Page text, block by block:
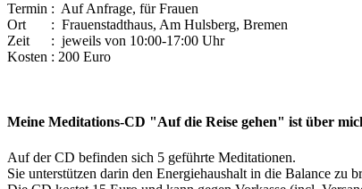
Termin : Auf Anfrage, für Frauen
Ort : Frauenstadthaus, Am Hulsberg, Bremen
Zeit : jeweils von 10:00-17:00 Uhr
Kosten : 200 Euro
Meine Meditations-CD "Auf die Reise gehen" ist über
Auf der CD befinden sich 5 geführte Meditationen.
Sie unterstützen darin den Energiehaushalt in die Balance zu